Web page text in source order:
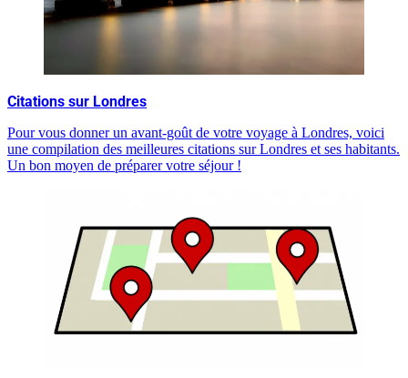
Citations sur Londres
Pour vous donner un avant-goût de votre voyage à Londres, voici
une compilation des meilleures citations sur Londres et ses habitants.
Un bon moyen de préparer votre séjour !